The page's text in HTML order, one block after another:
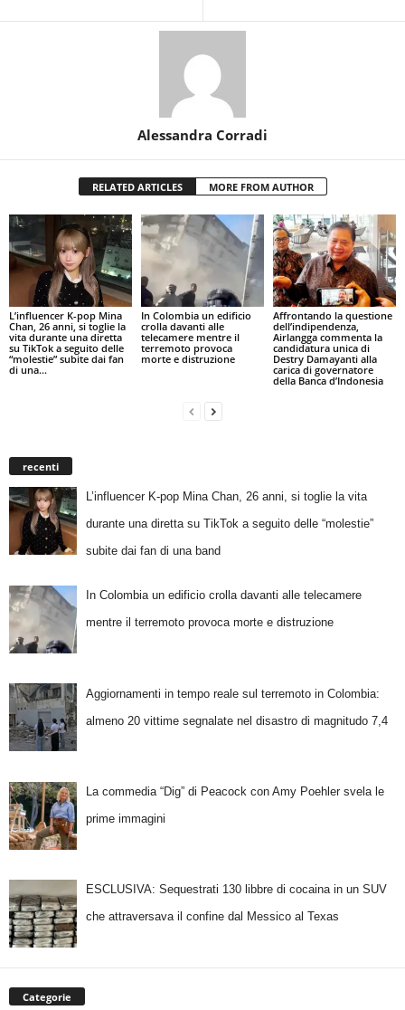
Alessandra Corradi
RELATED ARTICLES MORE FROM AUTHOR
L’influencer K-pop Mina
Chan, 26 anni, si toglie la
vita durante una diretta
su TikTok a seguito delle
“molestie” subite dai fan
di una...
In Colombia un edificio
crolla davanti alle
telecamere mentre il
terremoto provoca
morte e distruzione
Affrontando la questione
dell’indipendenza,
Airlangga commenta la
candidatura unica di
Destry Damayanti alla
carica di governatore
della Banca d’Indonesia
recenti
L’influencer K-pop Mina Chan, 26 anni, si toglie la vita
durante una diretta su TikTok a seguito delle “molestie”
subite dai fan di una band
In Colombia un edificio crolla davanti alle telecamere
mentre il terremoto provoca morte e distruzione
Aggiornamenti in tempo reale sul terremoto in Colombia:
almeno 20 vittime segnalate nel disastro di magnitudo 7,4
La commedia “Dig” di Peacock con Amy Poehler svela le
prime immagini
ESCLUSIVA: Sequestrati 130 libbre di cocaina in un SUV
che attraversava il confine dal Messico al Texas
Categorie